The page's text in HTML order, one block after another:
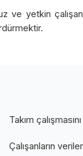
yetkin
Takım
Çalışanların